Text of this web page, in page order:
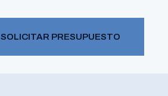
SOLICITAR PRESUPUESTO